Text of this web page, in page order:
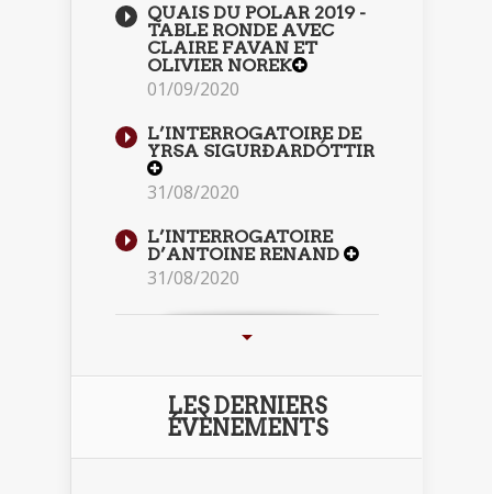
QUAIS DU POLAR 2019 -
TABLE RONDE AVEC
CLAIRE FAVAN ET
OLIVIER NOREK
01/09/2020
L’INTERROGATOIRE DE
YRSA SIGURÐARDÓTTIR
31/08/2020
L’INTERROGATOIRE
D’ANTOINE RENAND
31/08/2020
LES DERNIERS
ÉVÈNEMENTS